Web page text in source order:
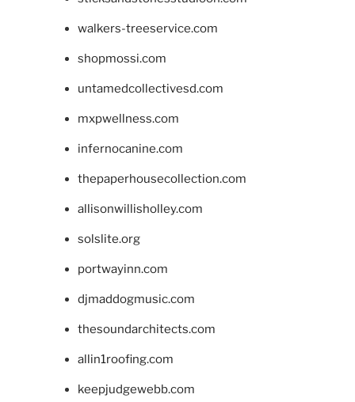
walkers-treeservice.com
shopmossi.com
untamedcollectivesd.com
mxpwellness.com
infernocanine.com
thepaperhousecollection.com
allisonwillisholley.com
solslite.org
portwayinn.com
djmaddogmusic.com
thesoundarchitects.com
allin1roofing.com
keepjudgewebb.com